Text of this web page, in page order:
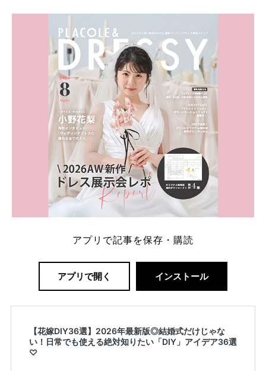
内容：特典金額・条件・応募方法・注意点 「どこが
一番お得？」「プラコレの特典は？」といった疑問も
解決します。 まずは診断で候補を絞れる「ウェディ
ング診断」か、体験型 […]
続きを読む
アプリで記事を保存・購読
アプリで開く インストール
【花嫁DIY36選】2026年最新版◎結婚式だけじゃな
い！日常でも使える絶対知りたい「DIY」アイデア36選
♡